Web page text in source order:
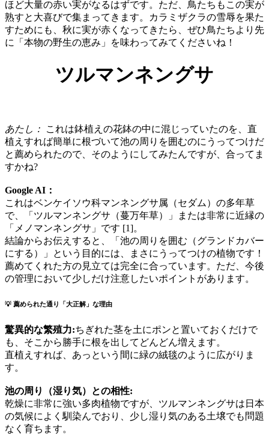
ほど大量の赤い実がなるはずです。ただ、鳥たちもこの実が
熟すと大喜びで集まってきます。カラミザクラの雪辱を果た
すためにも、秋に実が赤くなってきたら、ぜひ鳥たちより先
に「本物の野生の恵み」を味わってみてくださいね！
ツルマンネングサ
あたし：
これは鉢植えの花鉢の中に混じっていたのを、直
植えすれば簡単に根づいて池の周りを囲むのにうってつけだ
と薦められたので、そのようにしてみたんですが、合ってま
すかね?
Google AI：
これはベンケイソウ科マンネングサ属（セダム）の多年草
で、「ツルマンネングサ（蔓万年草）」または非常に近縁の
「メノマンネングサ」です [1]。
結論からお伝えすると、「池の周りを囲む（グランドカバー
にする）」という目的には、まさにうってつけの植物です！
薦めてくれた方の見立ては完全に合っています。ただ、今後
の管理において少しだけ注意したいポイントがあります。
💡 薦められた通り「大正解」な理由
驚異的な繁殖力:ちぎれた茎を土にポンと置いておくだけで
も、そこから勝手に根を出してどんどん増えます。
直植えすれば、あっという間に緑の絨毯のように広がりま
す。
池の周り（湿り気）との相性:
乾燥に非常に強い多肉植物ですが、ツルマンネングサは日本
の気候によく馴染んでおり、少し湿り気のある土壌でも問題
なく育ちます。